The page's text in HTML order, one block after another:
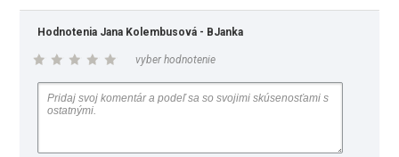
Hodnotenia Jana Kolembusová - BJanka
vyber hodnotenie